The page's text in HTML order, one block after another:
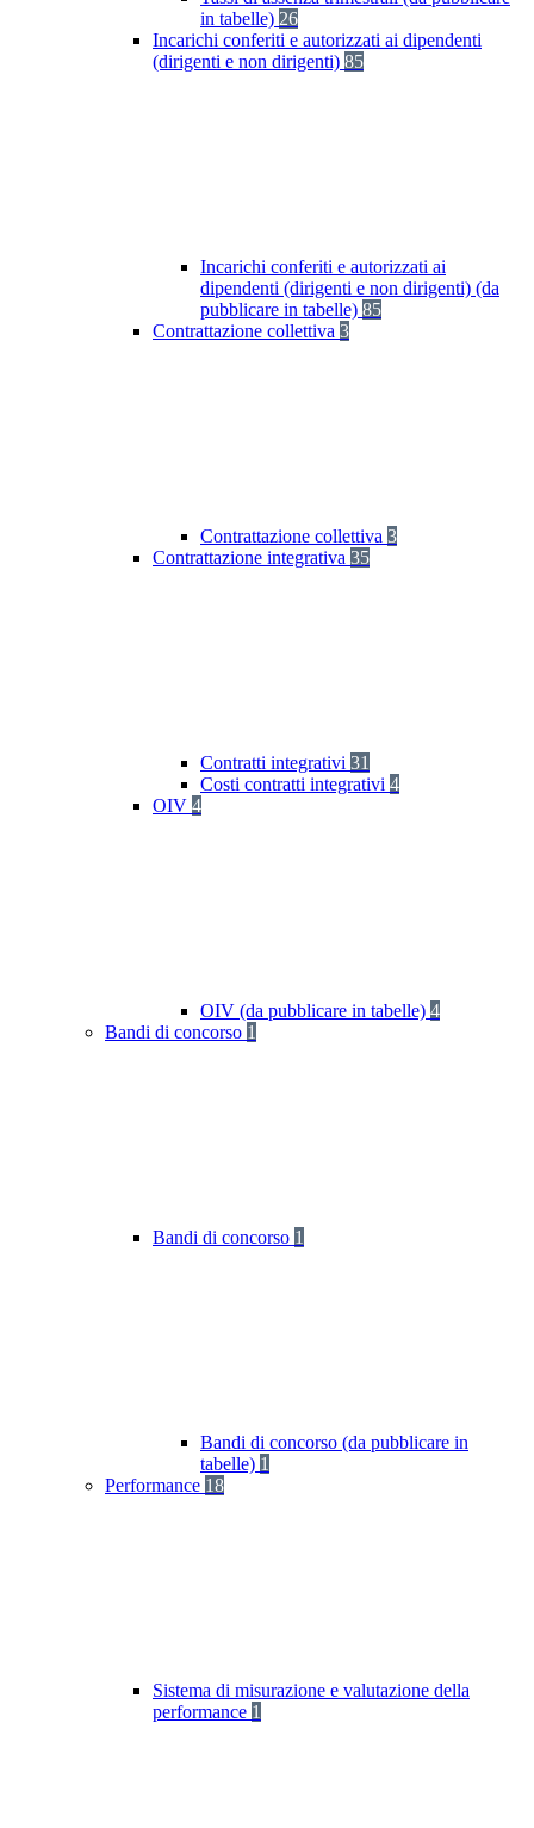
in tabelle) 26
Incarichi conferiti e autorizzati ai dipendenti
(dirigenti e non dirigenti) 85
Incarichi conferiti e autorizzati ai
dipendenti (dirigenti e non dirigenti) (da
pubblicare in tabelle) 85
Contrattazione collettiva 3
Contrattazione collettiva 3
Contrattazione integrativa 35
Contratti integrativi 31
Costi contratti integrativi 4
OIV 4
OIV (da pubblicare in tabelle) 4
Bandi di concorso 1
Bandi di concorso 1
Bandi di concorso (da pubblicare in
tabelle) 1
Performance 18
Sistema di misurazione e valutazione della
performance 1